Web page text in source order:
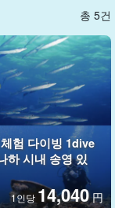
산호 포인트와 백
・座間味・阿嘉島周
내하고 있습니다.
총 5건
험 다이빙 1dive
하 시내 송영 있
1인당 14,040 円